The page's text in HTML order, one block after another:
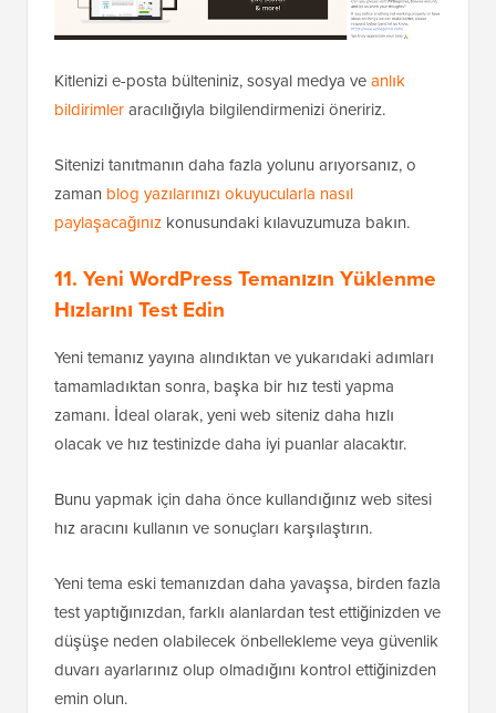
Kitlenizi e-posta bülteniniz, sosyal medya veanlık
bildirimleraracılığıyla bilgilendirmenizi öneririz.
Sitenizi tanıtmanın daha fazla yolunu arıyorsanız, o
zaman blog yazılarınızı okuyucularla nasıl
paylaşacağınız konusundaki kılavuzumuza bakın.
11. Yeni WordPress Temanızın Yüklenme
Hızlarını Test Edin
Yeni temanız yayına alındıktan ve yukarıdaki adımları
tamamladıktan sonra, başka bir hız testi yapma
zamanı. İdeal olarak, yeni web siteniz daha hızlı
olacak ve hız testinizde daha iyi puanlar alacaktır.
Bunu yapmak için daha önce kullandığınız web sitesi
hız aracını kullanın ve sonuçları karşılaştırın.
Yeni tema eski temanızdan daha yavaşsa, birden fazla
test yaptığınızdan, farklı alanlardan test ettiğinizden ve
düşüşe neden olabilecek önbellekleme veya güvenlik
duvarı ayarlarınız olup olmadığını kontrol ettiğinizden
emin olun.